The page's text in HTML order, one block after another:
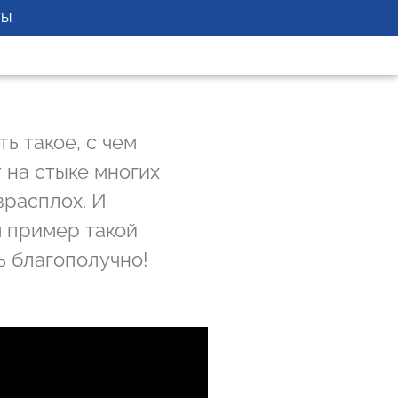
такое, с чем
стыке многих
И
пример такой
благополучно!